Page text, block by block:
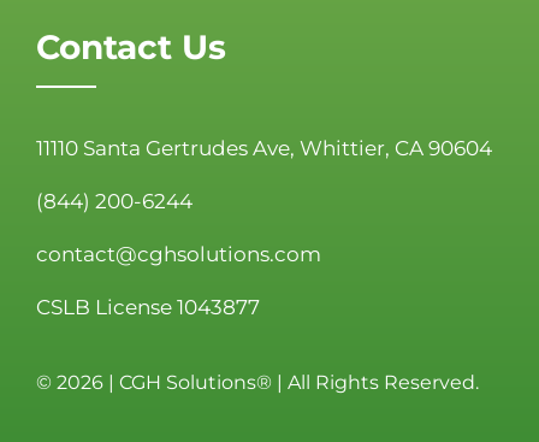
Contact Us
11110 Santa Gertrudes Ave, Whittier, CA 90604
(844) 200-6244
contact@cghsolutions.com
CSLB License 1043877
© 2026 | CGH Solutions® | All Rights Reserved.